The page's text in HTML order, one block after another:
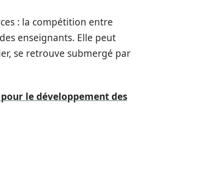
: la compétition entre
enseignants. Elle peut
se retrouve submergé par
le développement des